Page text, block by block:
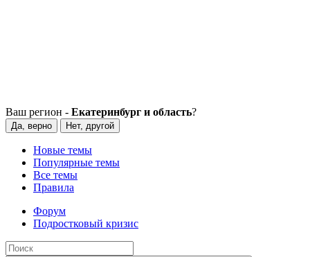
Ваш регион - Екатеринбург и область?
Да, верно Нет, другой
Новые темы
Популярные темы
Все темы
Правила
Форум
Подростковый кризис